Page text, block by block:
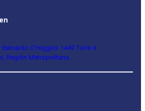
O’Higgins 1449 Torre 4
Región Metropolitana.